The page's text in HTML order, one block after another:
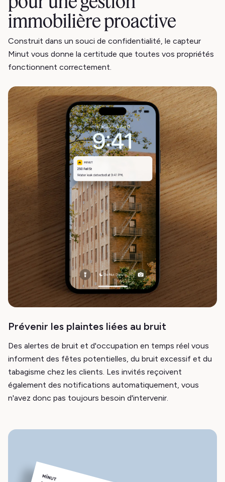
immobilière proactive
Construit dans un souci de confidentialité, le capteur
Minut vous donne la certitude que toutes vos propriétés
fonctionnent correctement.
Prévenir les plaintes liées au bruit
Des alertes de bruit et d'occupation en temps réel vous
informent des fêtes potentielles, du bruit excessif et du
tabagisme chez les clients. Les invités reçoivent
également des notifications automatiquement, vous
n'avez donc pas toujours besoin d'intervenir.